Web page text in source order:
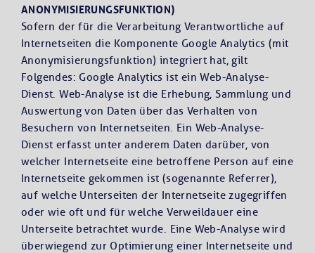
ANONYMISIERUNGSFUNKTION)
Sofern der für die Verarbeitung Verantwortliche auf
Internetseiten die Komponente Google Analytics (mit
Anonymisierungsfunktion) integriert hat, gilt
Folgendes: Google Analytics ist ein Web-Analyse-
Dienst. Web-Analyse ist die Erhebung, Sammlung und
Auswertung von Daten über das Verhalten von
Besuchern von Internetseiten. Ein Web-Analyse-
Dienst erfasst unter anderem Daten darüber, von
welcher Internetseite eine betroffene Person auf eine
Internetseite gekommen ist (sogenannte Referrer),
auf welche Unterseiten der Internetseite zugegriffen
oder wie oft und für welche Verweildauer eine
Unterseite betrachtet wurde. Eine Web-Analyse wird
überwiegend zur Optimierung einer Internetseite und